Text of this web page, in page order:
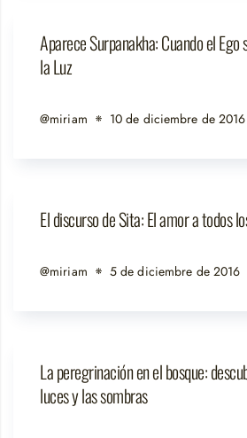
Aparece Surpanakha: Cuando el
la Luz
@miriam 10 de diciembre de 2016
El discurso de Sita: El amor a todos
@miriam 5 de diciembre de 2016
La peregrinación en el bosque:
luces y las sombras